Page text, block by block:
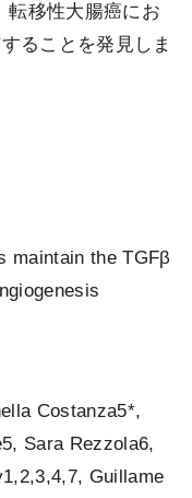
転移性大腸癌にお
ることを発見しま
maintain the TGFβ
Costanza5*,
Sara Rezzola6,
Guillame